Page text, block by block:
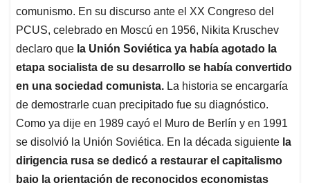
comunismo. En su discurso ante el XX Congreso del
PCUS, celebrado en Moscú en 1956, Nikita Kruschev
declaro que la Unión Soviética ya había agotado la
etapa socialista de su desarrollo se había convertido
en una sociedad comunista. La historia se encargaría
de demostrarle cuan precipitado fue su diagnóstico.
Como ya dije en 1989 cayó el Muro de Berlín y en 1991
se disolvió la Unión Soviética. En la década siguiente la
dirigencia rusa se dedicó a restaurar el capitalismo
bajo la orientación de reconocidos economistas